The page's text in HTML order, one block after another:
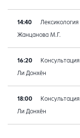
14:40 Лексикология
Жанцанова М.Г.
16:20 Консультация
Ли Донхён
18:00 Консультация
Ли Донхён